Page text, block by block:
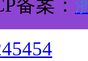
备案：